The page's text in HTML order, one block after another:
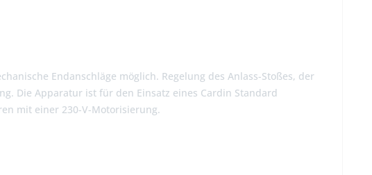
Endanschläge möglich. Regelung des Anlass-Stoßes, der
Die Apparatur ist für den Einsatz eines Cardin Standard
mit einer 230-V-Motorisierung.